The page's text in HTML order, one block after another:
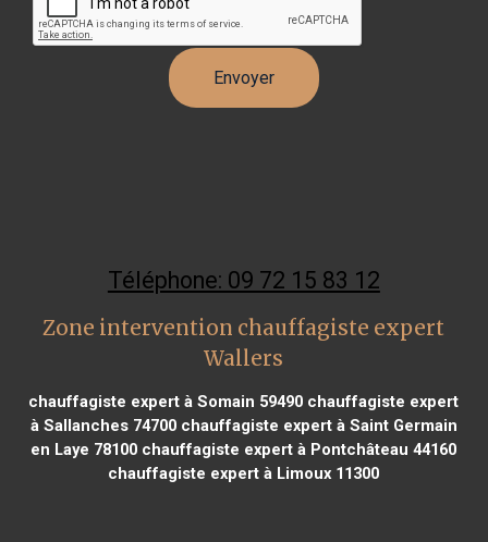
Téléphone: 09 72 15 83 12
Zone intervention chauffagiste expert
Wallers
chauffagiste expert à Somain 59490 chauffagiste expert
à Sallanches 74700chauffagiste expert à Saint Germain
en Laye 78100 chauffagiste expert à Pontchâteau 44160
chauffagiste expert à Limoux 11300